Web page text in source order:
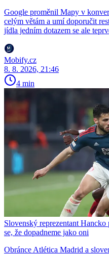
Google proměnil Mapy v
celým větám a umí doporučit
jídla jedním dotazem se ale
Mobify.cz
8. 8. 2026, 21:46
4 min
Slovenský reprezentant
se, že dopadneme jako oni
Obránce Atlética Madrid a